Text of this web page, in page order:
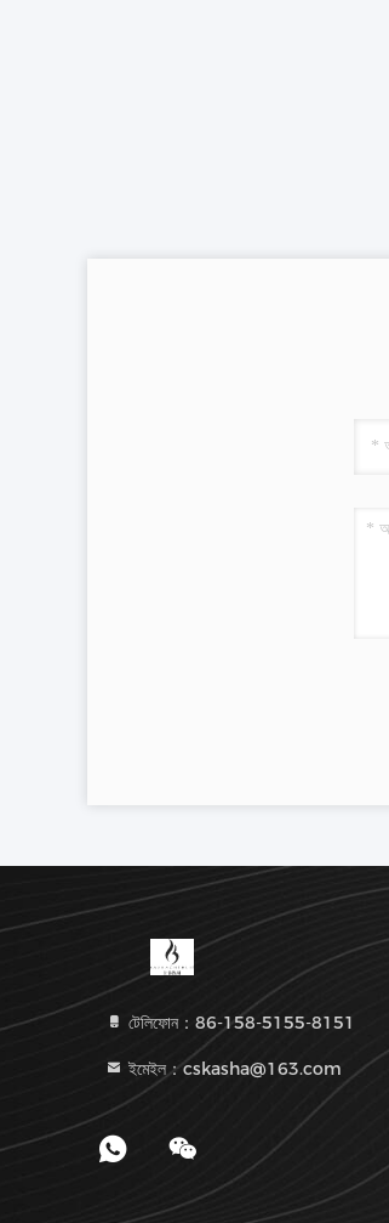
টেলিফোন：86-158-5155-8151
ইমেইল：cskasha@163.com